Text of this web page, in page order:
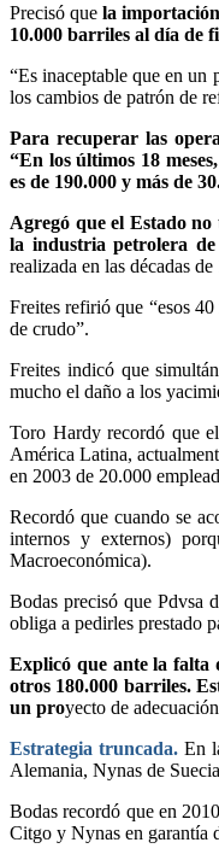
Precisó quela
10.000 barriles al día de
“Es inaceptable que en un
los cambios de patrón de
Para recuperar las
“En los últimos 18
es de 190.000 y más de
Agregó que el Estado
la industria petrolera
realizada en las décadas
Freites refirió que “esos
de crudo”.
Freites indicó que
mucho el daño a los
Toro Hardy recordó que
América Latina,
en 2003 de 20.000
Recordó que cuando se
internos y externos)
Macroeconómica).
Bodas precisó que Pdvsa
obliga a pedirles prestado
Explicó que ante la falta
otros 180.000 barriles.
un proyecto de
Estrategia truncada.En
Alemania, Nynas de
Bodas recordó que en
Citgo y Nynas en garantía